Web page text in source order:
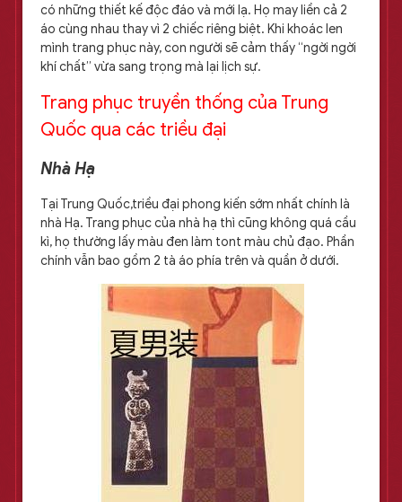
có những thiết kế độc đáo và mới lạ. Họ may liền cả 2
áo cùng nhau thay vì 2 chiếc riêng biệt. Khi khoác len
mình trang phục này, con người sẽ cảm thấy “ngời ngời
khí chất” vừa sang trọng mà lại lịch sự.
Trang phục truyền thống của Trung
Quốc qua các triều đại
Nhà Hạ
Tại Trung Quốc,triều đại phong kiến sớm nhất chính là
nhà Hạ. Trang phục của nhà hạ thì cũng không quá cầu
kì, họ thường lấy màu đen làm tont màu chủ đạo. Phần
chính vẫn bao gồm 2 tà áo phía trên và quần ở dưới.